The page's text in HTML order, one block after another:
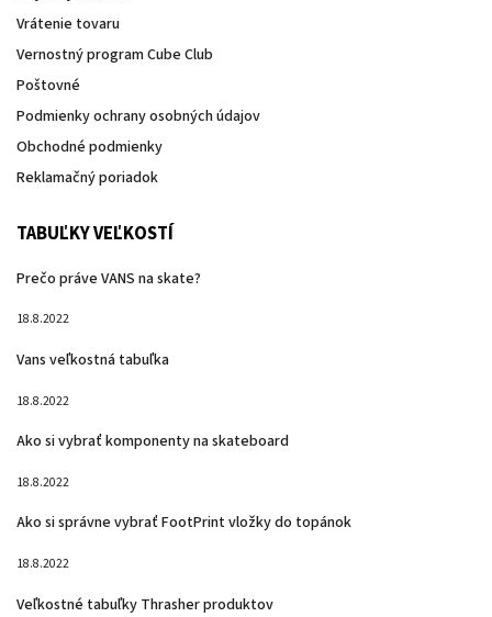
Vrátenie tovaru
Vernostný program Cube Club
Poštovné
Podmienky ochrany osobných údajov
Obchodné podmienky
Reklamačný poriadok
TABUĽKY VEĽKOSTÍ
Prečo práve VANS na skate?
18.8.2022
Vans veľkostná tabuľka
18.8.2022
Ako si vybrať komponenty na skateboard
18.8.2022
Ako si správne vybrať FootPrint vložky do topánok
18.8.2022
Veľkostné tabuľky Thrasher produktov